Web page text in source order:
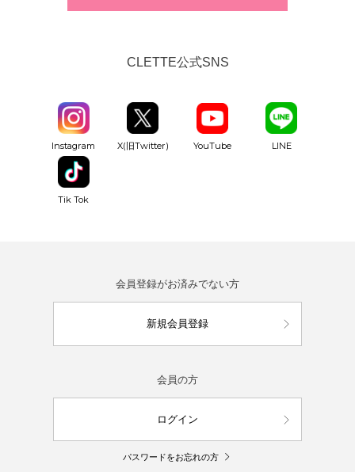
CLETTE公式SNS
Instagram X(旧Twitter) YouTube LINE
Tik Tok
会員登録がお済みでない方
新規会員登録
会員の方
ログイン
パスワードをお忘れの方